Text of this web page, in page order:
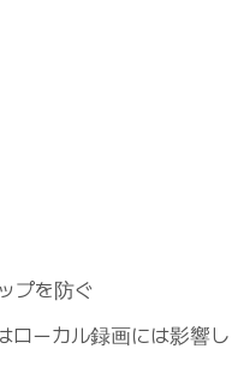
プを防ぐ
ローカル録画には影響し